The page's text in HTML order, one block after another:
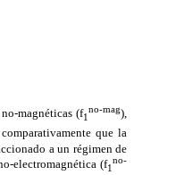
magnéticas (f1
no-mag),
que la
a un régimen de
electromagnética (f1
no-